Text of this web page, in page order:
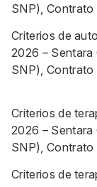
SNP),
Criterios de
2026 – Sentara
SNP),
Criterios de
2026 – Sentara
SNP),
Criterios de